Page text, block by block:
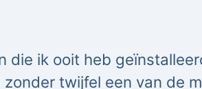
die ik ooit heb
twijfel een van de